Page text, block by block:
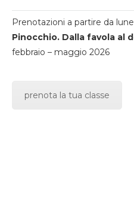
Prenotazioni a partire da
Pinocchio. Dalla favola al
febbraio – maggio 2026
prenota la tua classe